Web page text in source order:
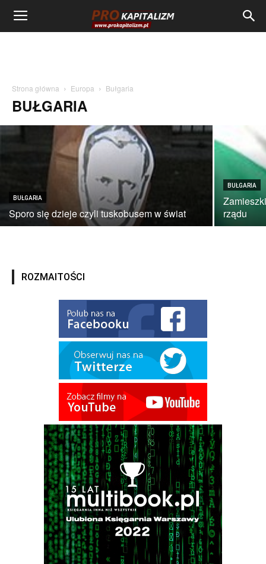
Strona główna Europa Bułgaria
BUŁGARIA
dwa bratanki
admin - 03/09/2018
BUŁGARIA
Sporo się dzieje czyli tuskobusem w świat
BUŁGARIA
rządu
ROZMAITOŚCI